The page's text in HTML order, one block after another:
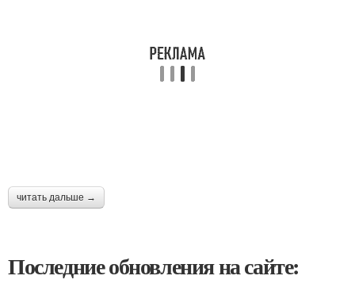
читать дальше →
Последние обновления на сайте: